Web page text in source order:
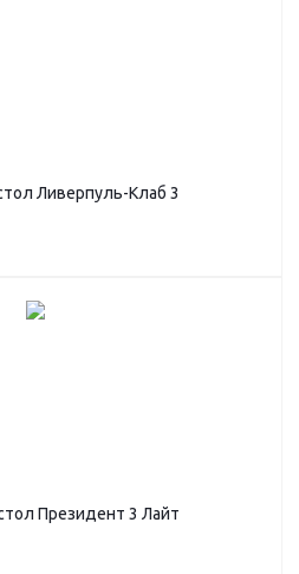
Ливерпуль-Клаб 3
Президент 3 Лайт